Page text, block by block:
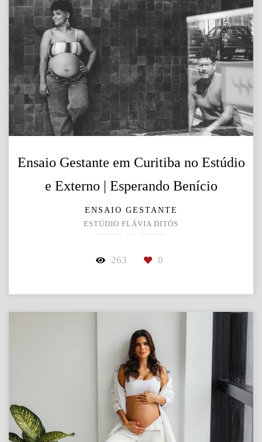
Ensaio Gestante em Curitiba no Estúdio
e Externo | Esperando Benício
ENSAIO GESTANTE
ESTÚDIO FLÁVIA DITÓS
263 0